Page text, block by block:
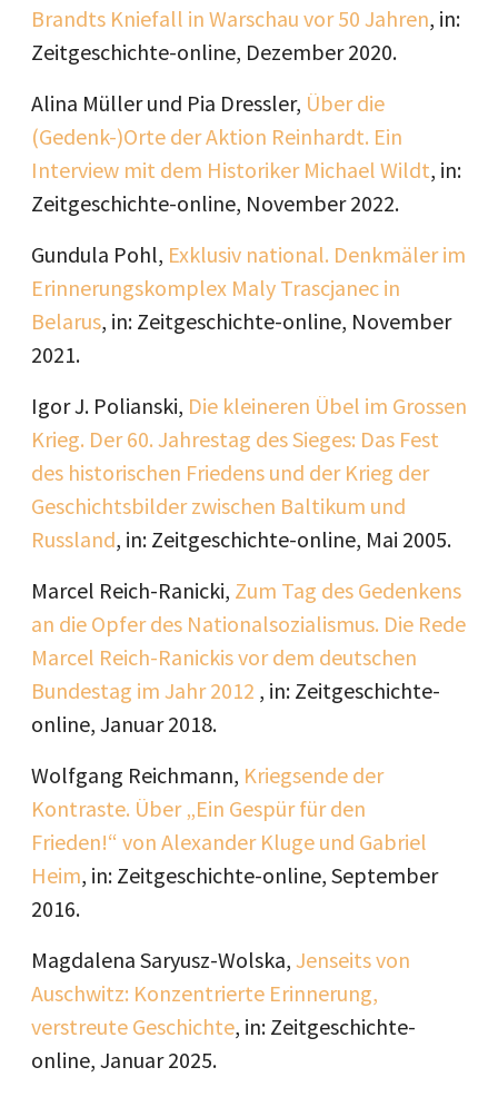
Brandts Kniefall in Warschau vor 50 Jahren, in:
Zeitgeschichte-online, Dezember 2020.
Alina Müller und Pia Dressler, Über die
(Gedenk-)Orte der Aktion Reinhardt. Ein
Interview mit dem Historiker Michael Wildt, in:
Zeitgeschichte-online, November 2022.
Gundula Pohl, Exklusiv national. Denkmäler im
Erinnerungskomplex Maly Trascjanec in
Belarus, in: Zeitgeschichte-online, November
2021.
Igor J. Polianski, Die kleineren Übel im Grossen
Krieg. Der 60. Jahrestag des Sieges: Das Fest
des historischen Friedens und der Krieg der
Geschichtsbilder zwischen Baltikum und
Russland, in: Zeitgeschichte-online, Mai 2005.
Marcel Reich-Ranicki, Zum Tag des Gedenkens
an die Opfer des Nationalsozialismus. Die Rede
Marcel Reich-Ranickis vor dem deutschen
Bundestag im Jahr 2012 , in: Zeitgeschichte-
online, Januar 2018.
Wolfgang Reichmann, Kriegsende der
Kontraste. Über „Ein Gespür für den
Frieden!“ von Alexander Kluge und Gabriel
Heim, in: Zeitgeschichte-online, September
2016.
Magdalena Saryusz-Wolska, Jenseits von
Auschwitz: Konzentrierte Erinnerung,
verstreute Geschichte, in: Zeitgeschichte-
online, Januar 2025.